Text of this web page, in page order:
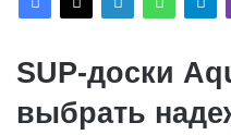
SUP-доски
выбрать